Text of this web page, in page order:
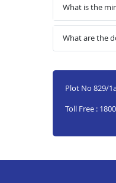
What is the
What are the
Plot No 829/
Toll Free :